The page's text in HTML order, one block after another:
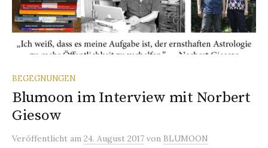
BEGEGNUNGEN
Blumoon im Interview mit Norbert
Giesow
Veröffentlicht am 24. August 2017 von BLUMOON